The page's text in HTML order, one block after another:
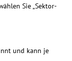
Sie „Sektor-
und kann je